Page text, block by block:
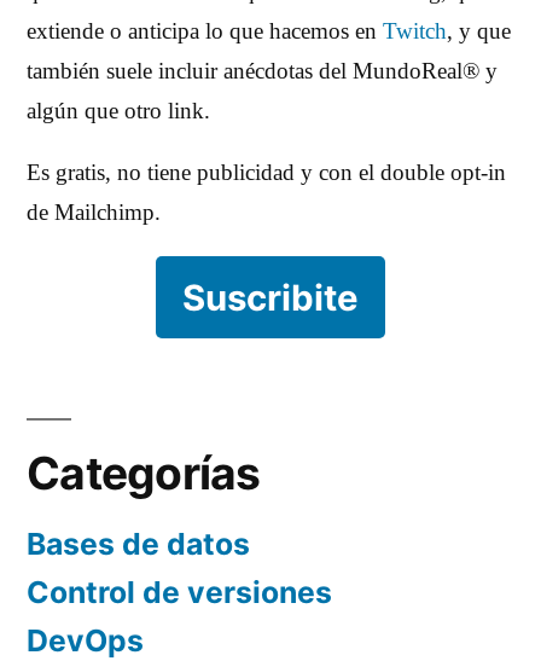
extiende o anticipa lo que hacemos en Twitch, y que
también suele incluir anécdotas del MundoReal® y
algún que otro link.
Es gratis, no tiene publicidad y con el double opt-in
de Mailchimp.
Suscribite
Categorías
Bases de datos
Control de versiones
DevOps